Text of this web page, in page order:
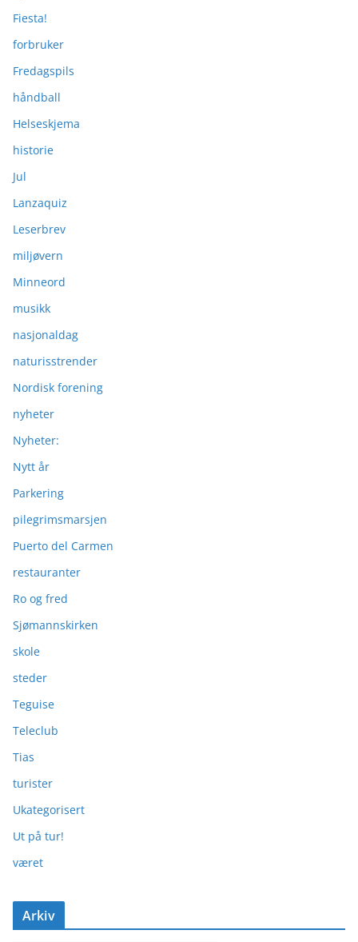
Fiesta!
forbruker
Fredagspils
håndball
Helseskjema
historie
Jul
Lanzaquiz
Leserbrev
miljøvern
Minneord
musikk
nasjonaldag
naturisstrender
Nordisk forening
nyheter
Nyheter:
Nytt år
Parkering
pilegrimsmarsjen
Puerto del Carmen
restauranter
Ro og fred
Sjømannskirken
skole
steder
Teguise
Teleclub
Tias
turister
Ukategorisert
Ut på tur!
været
Arkiv